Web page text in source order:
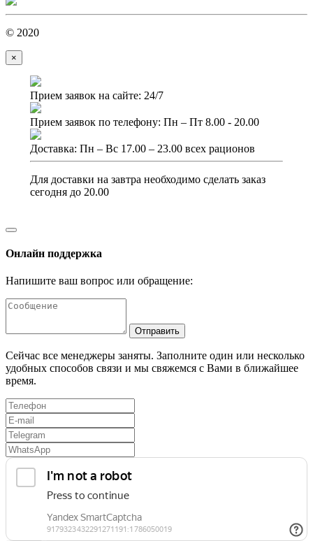
© 2020
×
Прием заявок на сайте: 24/7
Прием заявок по телефону: Пн – Пт 8.00 - 20.00
Доставка: Пн – Вс 17.00 – 23.00 всех рационов
Для доставки на завтра необходимо сделать заказ
сегодня до 20.00
Онлайн поддержка
Напишите ваш вопрос или обращение:
Отправить
Сейчас все менеджеры заняты. Заполните один или несколько
удобных способов связи и мы свяжемся с Вами в ближайшее
время.